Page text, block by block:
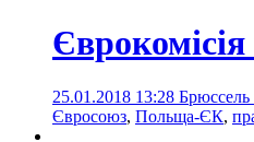
25.01.2018 13:28 Брюссель
Євросоюз, Польща-ЄК,